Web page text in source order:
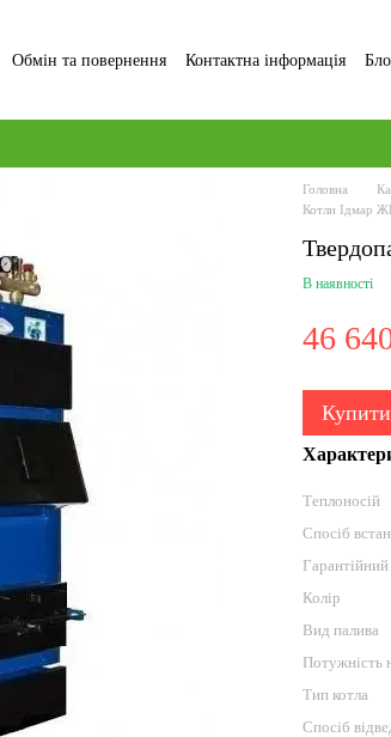
Обмін та повернення Контактна інформація
Головна
Котли Ідмар
В наявності
46
Купити
Теплоносій
Спосіб
Гарантійний
Колір
Вид палива
Потужність
Тип котла
Спосіб